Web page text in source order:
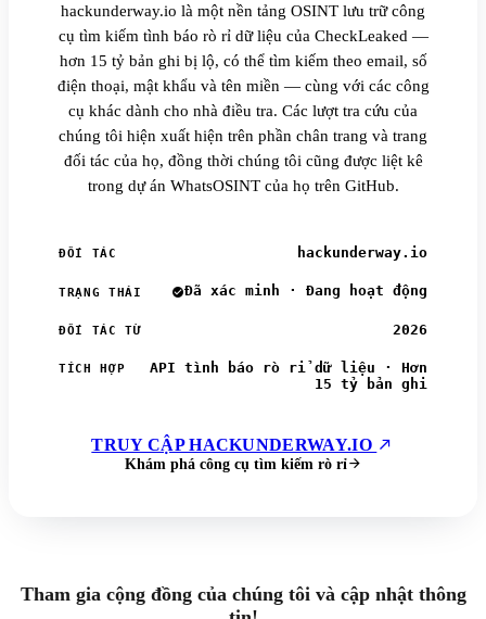
hackunderway.io là một nền tảng OSINT lưu trữ công
cụ tìm kiếm tình báo rò rỉ dữ liệu của CheckLeaked —
hơn 15 tỷ bản ghi bị lộ, có thể tìm kiếm theo email, số
điện thoại, mật khẩu và tên miền — cùng với các công
cụ khác dành cho nhà điều tra. Các lượt tra cứu của
chúng tôi hiện xuất hiện trên phần chân trang và trang
đối tác của họ, đồng thời chúng tôi cũng được liệt kê
trong dự án WhatsOSINT của họ trên GitHub.
ĐỐI TÁC hackunderway.io
TRẠNG THÁI Đã xác minh · Đang hoạt động
ĐỐI TÁC TỪ 2026
TÍCH HỢP
API tình báo rò rỉ dữ liệu · Hơn
15 tỷ bản ghi
TRUY CẬP HACKUNDERWAY.IO
Khám phá công cụ tìm kiếm rò rỉ
Tham gia cộng đồng của chúng tôi và cập nhật thông